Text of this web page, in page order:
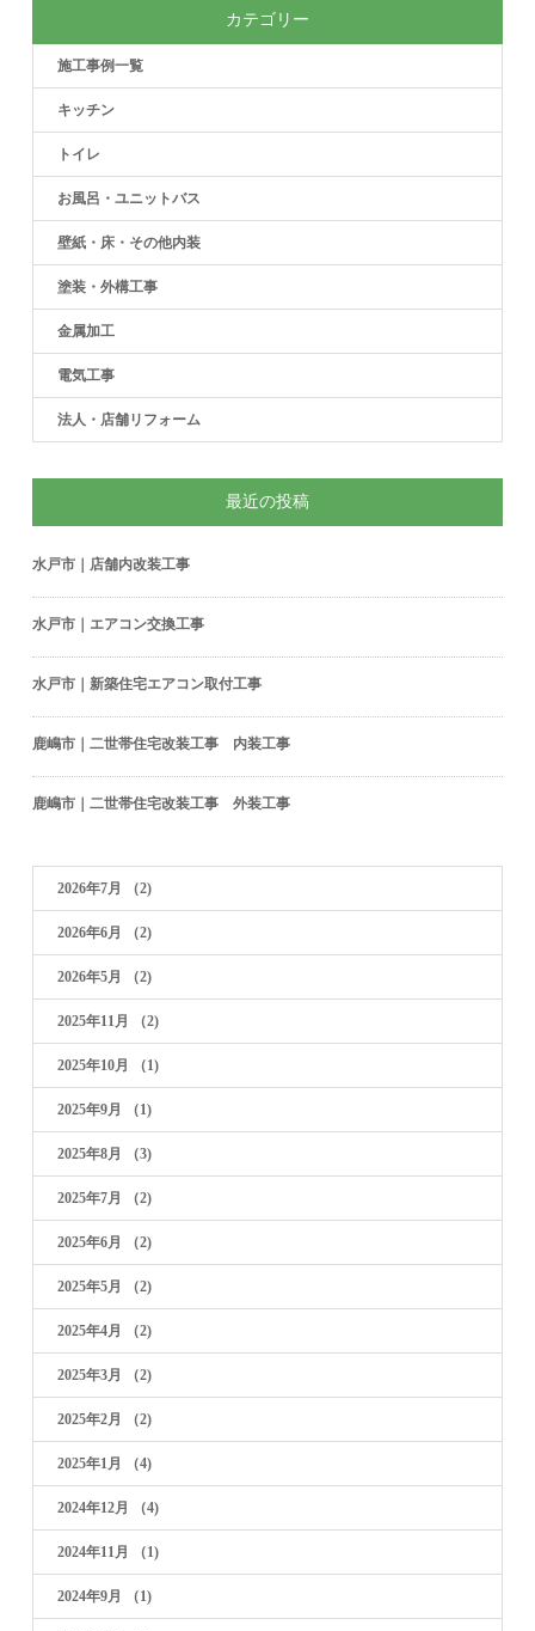
カテゴリー
施工事例一覧
キッチン
トイレ
お風呂・ユニットバス
壁紙・床・その他内装
塗装・外構工事
金属加工
電気工事
法人・店舗リフォーム
最近の投稿
水戸市｜店舗内改装工事
水戸市｜エアコン交換工事
水戸市｜新築住宅エアコン取付工事
鹿嶋市｜二世帯住宅改装工事 内装工事
鹿嶋市｜二世帯住宅改装工事 外装工事
2026年7月 （2)
2026年6月 （2)
2026年5月 （2)
2025年11月 （2)
2025年10月 （1)
2025年9月 （1)
2025年8月 （3)
2025年7月 （2)
2025年6月 （2)
2025年5月 （2)
2025年4月 （2)
2025年3月 （2)
2025年2月 （2)
2025年1月 （4)
2024年12月 （4)
2024年11月 （1)
2024年9月 （1)